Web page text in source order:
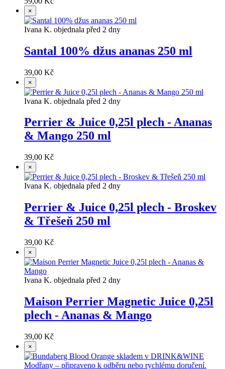
×
Ivana K. objednala před 2 dny
Santal 100% džus ananas 250 ml
39,00 Kč
×
Ivana K. objednala před 2 dny
Perrier & Juice 0,25l plech - Ananas
& Mango 250 ml
39,00 Kč
×
Ivana K. objednala před 2 dny
Perrier & Juice 0,25l plech - Broskev
& Třešeň 250 ml
39,00 Kč
×
Ivana K. objednala před 2 dny
Maison Perrier Magnetic Juice 0,25l
plech - Ananas & Mango
39,00 Kč
×